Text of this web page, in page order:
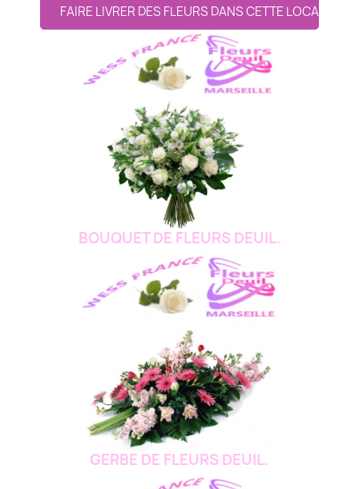
FAIRE LIVRER DES FLEURS DANS CETTE LOCALITE
BOUQUET DE FLEURS DEUIL.
GERBE DE FLEURS DEUIL.